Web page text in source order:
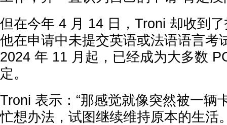
但在今年 4 月 14 日，Troni 却收到
他在申请中未提交英语或法语语言考
2024 年 11 月起，已经成为大多数
定。
Troni 表示：“那感觉就像突然被一辆
忙想办法，试图继续维持原本的生活